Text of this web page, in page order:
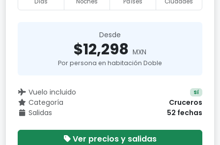
Desde
$12,298 MXN
Por persona en habitación Doble
Vuelo incluido Sí
Categoría
Cruceros
Salidas
52 fechas
Ver precios y salidas